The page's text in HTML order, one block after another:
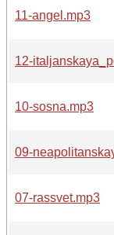
11-angel.mp3
12-
10-sosna.mp3
09-
07-rassvet.mp3